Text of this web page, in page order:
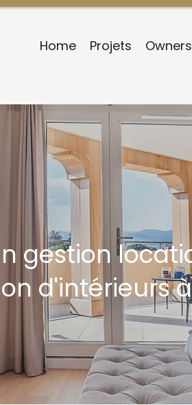
Home Projets Owners
gestion
d'intérieurs